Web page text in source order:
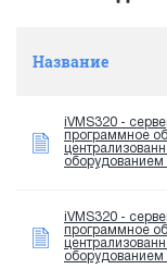
Название
iVMS320 -
программное
оборудованием
iVMS320 -
программное
оборудованием